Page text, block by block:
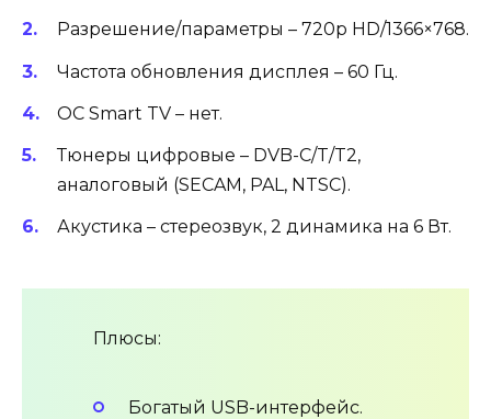
Разрешение/параметры – 720p HD/1366×768.
Частота обновления дисплея – 60 Гц.
ОС Smart TV – нет.
Тюнеры цифровые – DVB-C/T/T2,
аналоговый (SECAM, PAL, NTSC).
Акустика – стереозвук, 2 динамика на 6 Вт.
Плюсы:
Богатый USB-интерфейс.